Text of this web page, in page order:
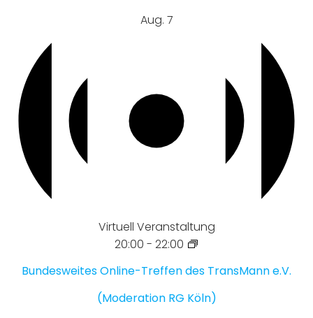
Aug. 7
Virtuell Veranstaltung
20:00 - 22:00
Bundesweites Online-Treffen des TransMann e.V.
(Moderation RG Köln)